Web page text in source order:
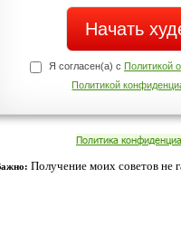
cookies. Оставаясь
Согласен